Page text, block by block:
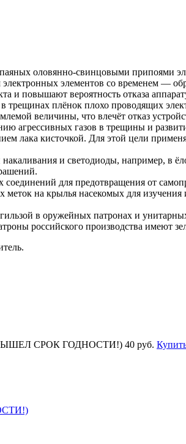
оловянно-свинцовыми припоями
элементов со временем —
и повышают вероятность отказа
плёнок плохо проводящих
величины, что влечёт отказ
газов в трещины и
лака кисточкой. Для этой цели
и светодиоды, например, в
для предотвращения от
на крылья насекомых для
в оружейных патронах и
российского производства имеют
ВЫШЕЛ СРОК ГОДНОСТИ!) 40 руб.